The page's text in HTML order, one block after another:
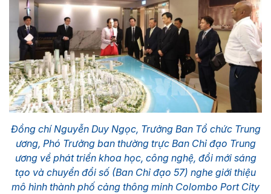
Đồng chí Nguyễn Duy Ngọc, Trưởng Ban Tổ chức Trung
ương, Phó Trưởng ban thường trực Ban Chỉ đạo Trung
ương về phát triển khoa học, công nghệ, đổi mới sáng
tạo và chuyển đổi số (Ban Chỉ đạo 57) nghe giới thiệu
mô hình thành phố cảng thông minh Colombo Port City